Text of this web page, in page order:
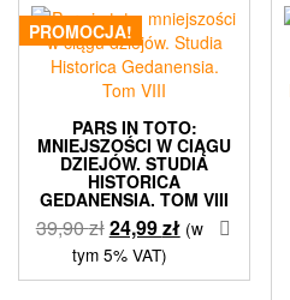
PROMOCJA!
PARS IN TOTO:
MNIEJSZOŚCI W CIĄGU
DZIEJÓW. STUDIA
HISTORICA
GEDANENSIA. TOM VIII
39,90złPierwotna
cena
wynosiła:
24,99złAktualna
wynosi:
(w
tym 5% VAT)